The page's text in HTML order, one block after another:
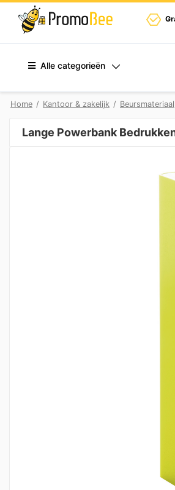
Alle categorieën
Home / Kantoor & zakelijk / Beursmateriaal
Lange Powerbank